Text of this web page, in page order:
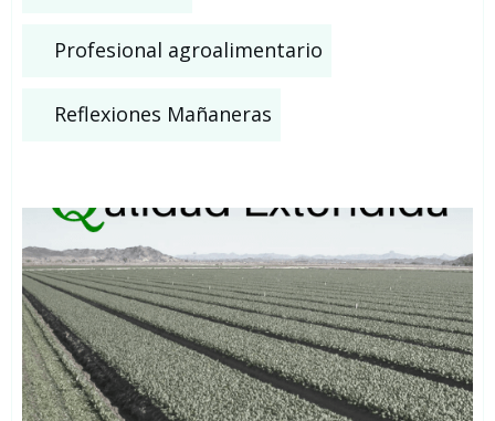
Profesional agroalimentario
Reflexiones Mañaneras